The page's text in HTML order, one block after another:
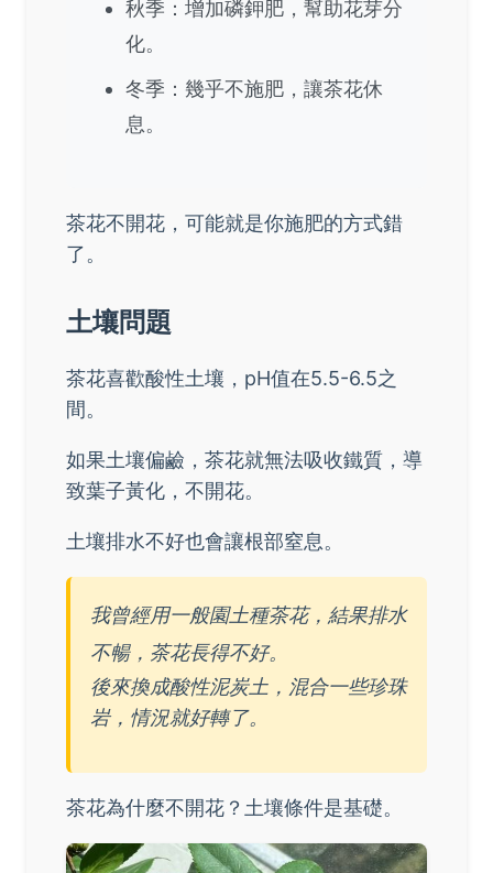
秋季：增加磷鉀肥，幫助花芽分
化。
冬季：幾乎不施肥，讓茶花休
息。
茶花不開花，可能就是你施肥的方式錯
了。
土壤問題
茶花喜歡酸性土壤，pH值在5.5-6.5之
間。
如果土壤偏鹼，茶花就無法吸收鐵質，導
致葉子黃化，不開花。
土壤排水不好也會讓根部窒息。
我曾經用一般園土種茶花，結果排水
不暢，茶花長得不好。
後來換成酸性泥炭土，混合一些珍珠
岩，情況就好轉了。
茶花為什麼不開花？土壤條件是基礎。